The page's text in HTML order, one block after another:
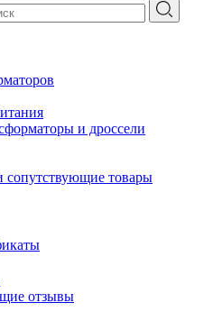
и дроссели
товары
отзывы